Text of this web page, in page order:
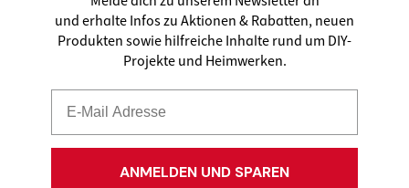
und erhalte Infos zu Aktionen & Rabatten, neuen
Produkten sowie hilfreiche Inhalte rund um DIY-
Projekte und Heimwerken.
ANMELDEN UND SPAREN